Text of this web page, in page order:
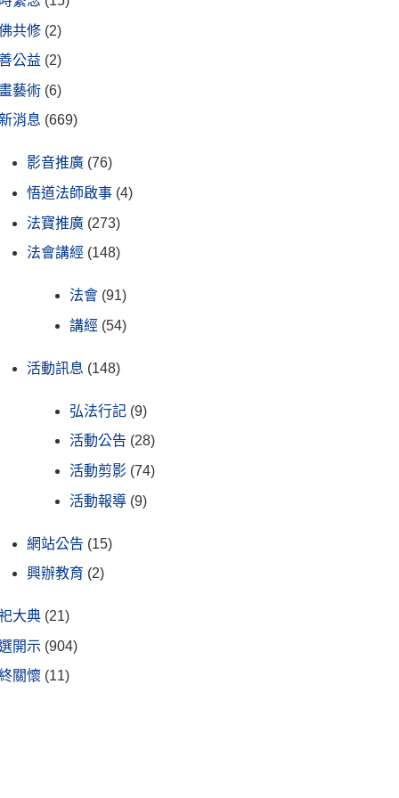
共修 (2)
公益 (2)
藝術 (6)
消息 (669)
影音推廣 (76)
悟道法師啟事 (4)
法寶推廣 (273)
法會講經 (148)
法會 (91)
講經 (54)
活動訊息 (148)
弘法行記 (9)
活動公告 (28)
活動剪影 (74)
活動報導 (9)
網站公告 (15)
興辦教育 (2)
大典 (21)
開示 (904)
關懷 (11)